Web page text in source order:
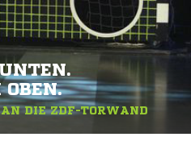
OBEN.
DIE ZDF-TORWAND